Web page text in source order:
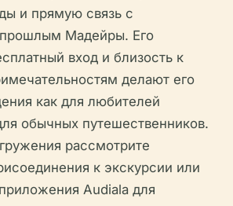
и прямую связь с
Мадейры. Его
вход и близость к
делают его
как для любителей
обычных путешественников.
рассмотрите
к экскурсии или
Audiala для